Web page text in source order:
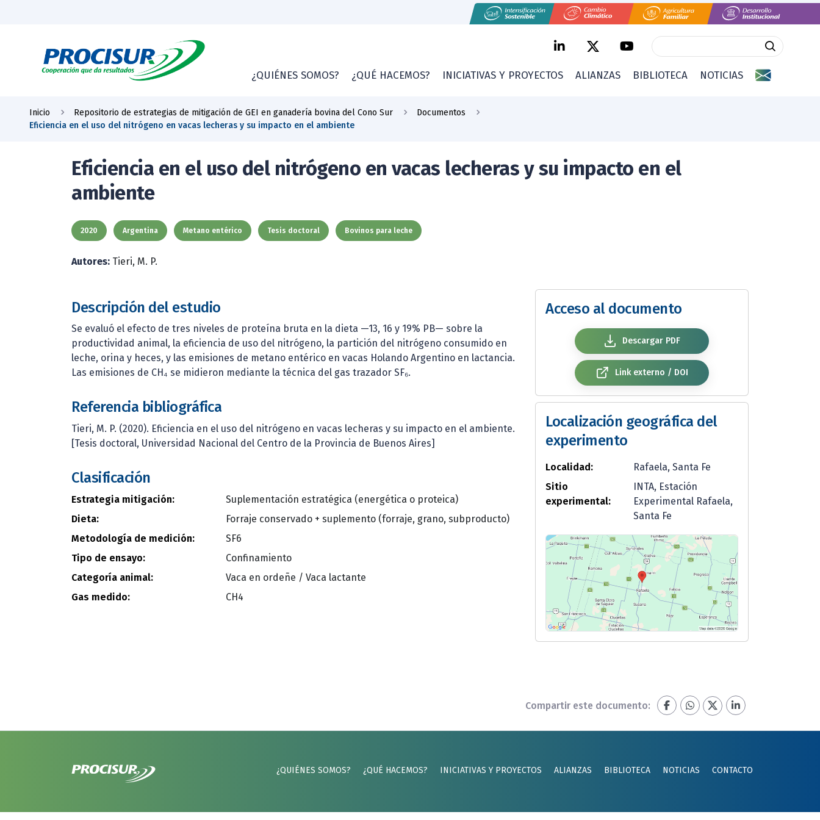
¿QUIÉNES SOMOS? ¿QUÉ HACEMOS? INICIATIVAS Y PROYECTOS ALIANZAS BIBLIOTECA NOTICIAS
Inicio Repositorio de estrategias de mitigación de GEI en ganadería bovina del Cono Sur
Documentos
Eficiencia en el uso del nitrógeno en vacas lecheras y su impacto en el ambiente
Eficiencia en el uso del nitrógeno en vacas lecheras y su impacto en el
ambiente
2020 Argentina Metano entérico Tesis doctoral Bovinos para leche
Autores: Tieri, M. P.
Descripción del estudio
Se evaluó el efecto de tres niveles de proteína bruta en la dieta —13, 16 y 19% PB— sobre la
productividad animal, la eficiencia de uso del nitrógeno, la partición del nitrógeno consumido en
leche, orina y heces, y las emisiones de metano entérico en vacas Holando Argentino en lactancia.
Las emisiones de CH₄ se midieron mediante la técnica del gas trazador SF₆.
Referencia bibliográfica
Tieri, M. P. (2020). Eficiencia en el uso del nitrógeno en vacas lecheras y su impacto en el ambiente.
[Tesis doctoral, Universidad Nacional del Centro de la Provincia de Buenos Aires]
Clasificación
Estrategia mitigación:
Suplementación estratégica (energética o proteica)
Dieta:
Forraje conservado + suplemento (forraje, grano, subproducto)
Metodología de medición:
SF6
Tipo de ensayo:
Confinamiento
Categoría animal:
Vaca en ordeñe / Vaca lactante
Gas medido:
CH4
Acceso al documento
Descargar PDF
Link externo / DOI
Localización geográfica del
experimento
Localidad:
Rafaela, Santa Fe
Sitio
experimental:
INTA, Estación
Experimental Rafaela,
Santa Fe
Compartir este documento:
¿QUIÉNES SOMOS? ¿QUÉ HACEMOS? INICIATIVAS Y PROYECTOS ALIANZAS BIBLIOTECA NOTICIAS CONTACTO